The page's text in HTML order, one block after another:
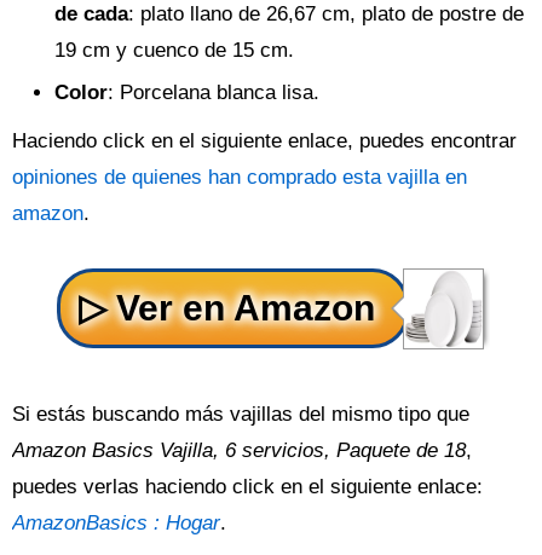
de cada: plato llano de 26,67 cm, plato de postre de
19 cm y cuenco de 15 cm.
Color: Porcelana blanca lisa.
Haciendo click en el siguiente enlace, puedes encontrar
opiniones de quienes han comprado esta vajilla en
amazon.
Si estás buscando más vajillas del mismo tipo que
Amazon Basics Vajilla, 6 servicios, Paquete de 18,
puedes verlas haciendo click en el siguiente enlace:
AmazonBasics : Hogar.